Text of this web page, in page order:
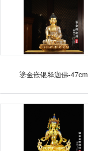
鎏金嵌银释迦佛-47cm